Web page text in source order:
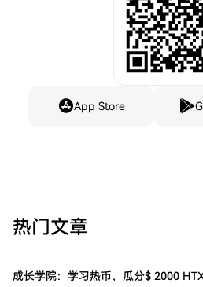
App Store
热门文章
成长学院：学习热币，瓜分$ 2000